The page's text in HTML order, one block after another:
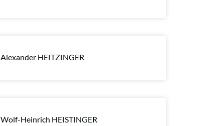
Alexander HEITZINGER
Wolf-Heinrich HEISTINGER